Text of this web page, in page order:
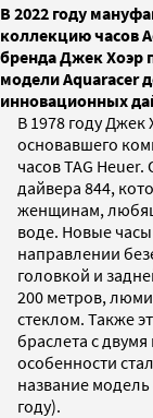
В 2022 году
коллекцию часов
бренда Джек Хоэр
модели Aquaracer
инновационных
В 1978 году
основавшего
часов TAG
дайвера 844,
женщинам,
воде. Новые
направлении
головкой и
200 метров,
стеклом. Также
браслета с
особенности
название
году).